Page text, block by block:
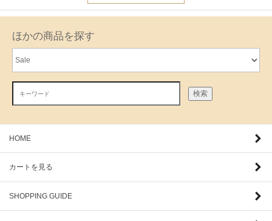
ほかの商品を探す
検索
HOME
カートを見る
SHOPPING GUIDE